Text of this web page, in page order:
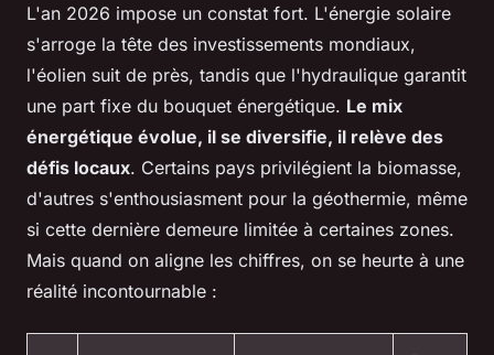
L'an 2026 impose un constat fort. L'énergie solaire
s'arroge la tête des investissements mondiaux,
l'éolien suit de près, tandis que l'hydraulique garantit
une part fixe du bouquet énergétique. Le mix
énergétique évolue, il se diversifie, il relève des
défis locaux. Certains pays privilégient la biomasse,
d'autres s'enthousiasment pour la géothermie, même
si cette dernière demeure limitée à certaines zones.
Mais quand on aligne les chiffres, on se heurte à une
réalité incontournable :